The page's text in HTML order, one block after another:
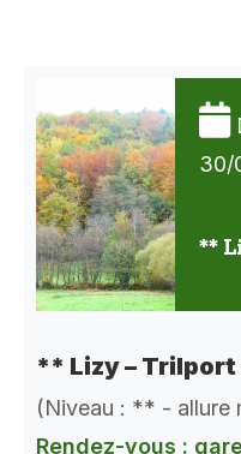
30/
**
** Lizy – Trilport
(Niveau : ** - allure
Rendez-vous :